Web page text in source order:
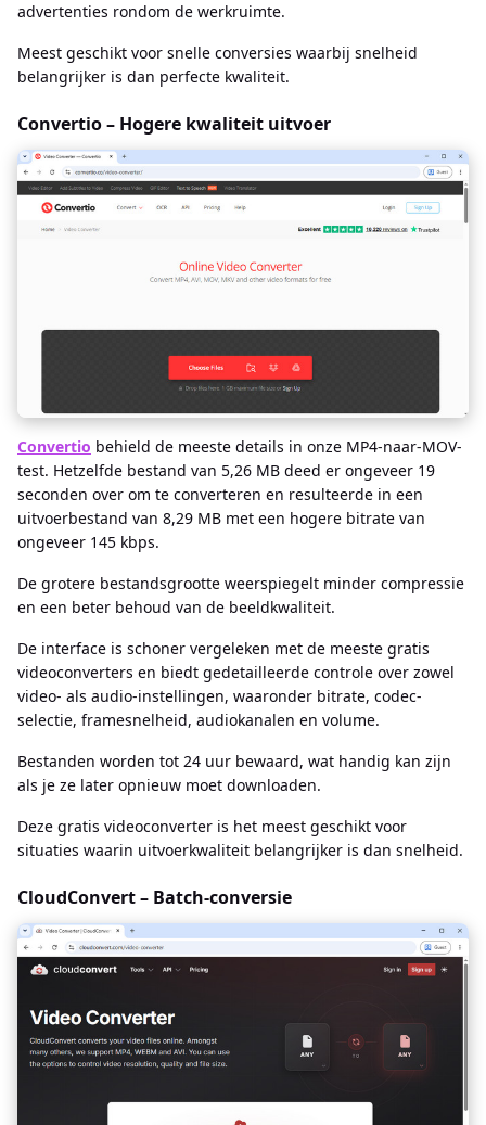
advertenties rondom de werkruimte.
Meest geschikt voor snelle conversies waarbij snelheid
belangrijker is dan perfecte kwaliteit.
Convertio – Hogere kwaliteit uitvoer
Convertio behield de meeste details in onze MP4-naar-MOV-
test. Hetzelfde bestand van 5,26 MB deed er ongeveer 19
seconden over om te converteren en resulteerde in een
uitvoerbestand van 8,29 MB met een hogere bitrate van
ongeveer 145 kbps.
De grotere bestandsgrootte weerspiegelt minder compressie
en een beter behoud van de beeldkwaliteit.
De interface is schoner vergeleken met de meeste gratis
videoconverters en biedt gedetailleerde controle over zowel
video- als audio-instellingen, waaronder bitrate, codec-
selectie, framesnelheid, audiokanalen en volume.
Bestanden worden tot 24 uur bewaard, wat handig kan zijn
als je ze later opnieuw moet downloaden.
Deze gratis videoconverter is het meest geschikt voor
situaties waarin uitvoerkwaliteit belangrijker is dan snelheid.
CloudConvert – Batch-conversie